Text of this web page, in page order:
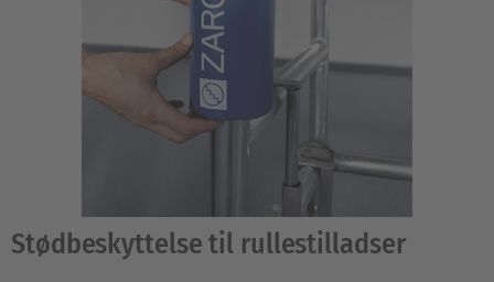
Stødbeskyttelse til rullestilladser